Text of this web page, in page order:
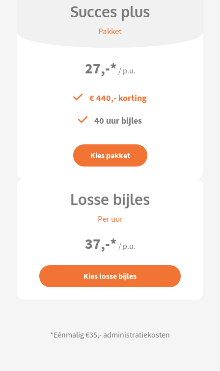
Succes plus
Pakket
27,-* / p.u.
€ 440,- korting
40 uur bijles
Kies pakket
Losse bijles
Per uur
37,-* / p.u.
Kies losse bijles
*Eénmalig €35,- administratiekosten